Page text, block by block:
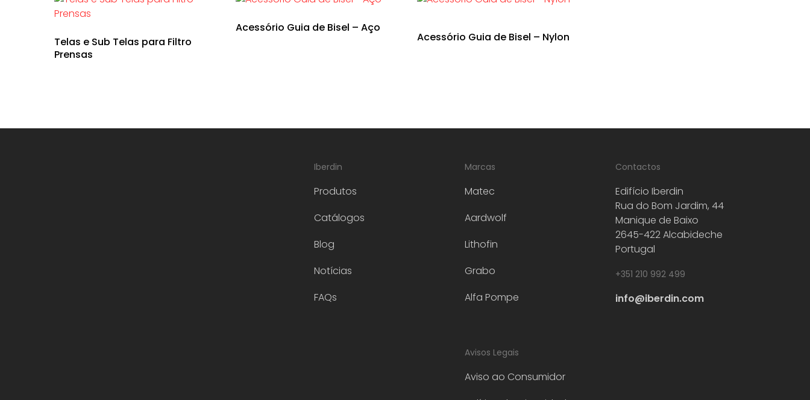
Telas e Sub Telas para Filtro
Prensas
Acessório Guia de Bisel – Aço
Acessório Guia de Bisel – Nylon
Iberdin
Produtos
Catálogos
Blog
Notícias
FAQs
Marcas
Matec
Aardwolf
Lithofin
Grabo
Alfa Pompe
Avisos Legais
Aviso ao Consumidor
Contactos
Edifício Iberdin
Rua do Bom Jardim, 44
Manique de Baixo
2645-422 Alcabideche
Portugal
+351 210 992 499
info@iberdin.com